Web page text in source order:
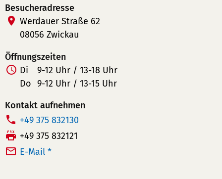
Besucheradresse
Werdauer Straße 62
08056 Zwickau
Öffnungszeiten
Di
9-12 Uhr / 13-18 Uhr
Do 9-12 Uhr / 13-15 Uhr
Kontakt aufnehmen
T
e
l
+49 375 832130
F
a
+49 375 832121
E-Mail *